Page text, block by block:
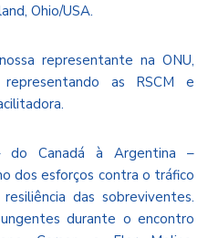
Ohio/USA.
representante na ONU,
as RSCM e
Canadá à Argentina –
dos esforços contra o tráfico
das sobreviventes.
durante o encontro